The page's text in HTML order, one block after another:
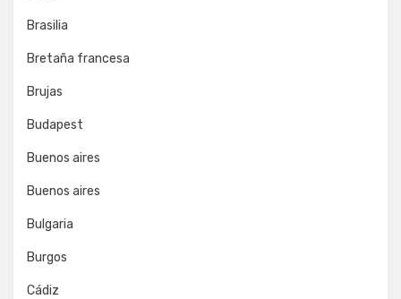
Brasilia
Bretaña francesa
Brujas
Budapest
Buenos aires
Buenos aires
Bulgaria
Burgos
Cádiz